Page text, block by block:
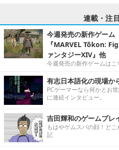
連載・注
今週発売の新作ゲー
『MARVEL Tōkon:
ァンタジーXIV』他
今週発売の新作ゲームはこ
有志日本語化の現場か
PCゲーマーなら何かとお
に連続インタビュー。
吉田輝和のゲームプレ
もはやゲムスパの顔！ど
記